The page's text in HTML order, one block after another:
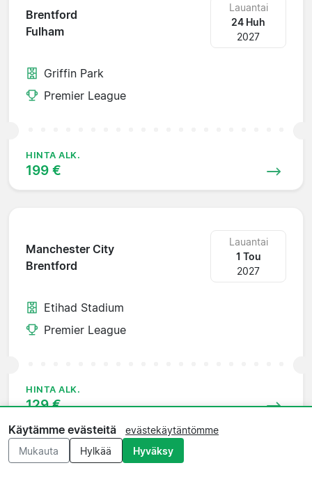
Brentford
Fulham
Lauantai
24 Huh
2027
Griffin Park
Premier League
HINTA ALK.
199 €
Manchester City
Brentford
Lauantai
1 Tou
2027
Etihad Stadium
Premier League
HINTA ALK.
129 €
Käytämme evästeitä
evästekäytäntömme
Mukauta
Hylkää Hyväksy